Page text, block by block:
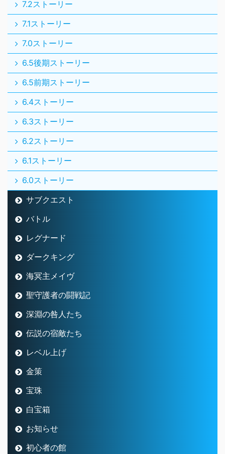
7.2ストーリー
7.1ストーリー
7.0ストーリー
6.5後期ストーリー
6.5前期ストーリー
6.4ストーリー
6.3ストーリー
6.2ストーリー
6.1ストーリー
6.0ストーリー
サブクエスト
バトル
レグナード
ダークキング
海冥主メイヴ
聖守護者の闘戦記
深淵の咎人たち
伝説の宿敵たち
レベル上げ
金策
宝珠
白宝箱
お知らせ
初心者の館